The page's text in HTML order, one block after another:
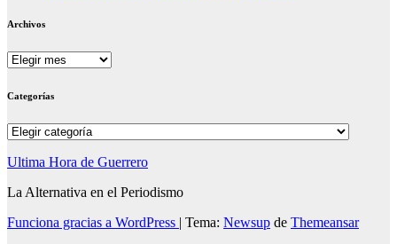
Archivos
Archivos
Categorías
Categorías
Ultima Hora de Guerrero
La Alternativa en el Periodismo
Funciona gracias a WordPress | Tema: Newsup de Themeansar